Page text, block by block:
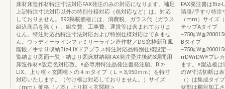
床材床造作材特注寸法対応FAX発注のみの対応になります。補足
上記特注寸法対応以外の特別仕様対応（色対応など）は、対応
しておりません。892掲載価格には、消費税、ガラス代（ガラス
組込商品を除く）、組立費、工事費、運賃等は含まれておりま
せん。特注対応品特注寸法対応および特別仕様対応はできませ
ん。ウッディーラインファミリーライン造作材／DS窓枠新和風
階段／手すり収納Biz-LIXドアプラス特注対応品特別仕様設定一
覧納まり図面一覧・納まり図床材納期FAX発注受注後約3週間用
床造作材※設定色対応致。※必専用特注品発注書発注願。Biz-
LIX。上り框＜玄関框＞の４ｍタイプ（Ｌ＝3,950ｍｍ）を特寸
対応いたします。（付け框は対応しておりません。）サイズ
（mm）価格（／本）上り框＜玄関框＞
FAX発注書はBiz-
階段/手すり特注
（mm）サイズ
テップAタイプ
Bタイプ
rrDWrDW※プレ
ます。※蹴込板
のW寸法切断は
（）は集成タイ
状部は櫛目加工